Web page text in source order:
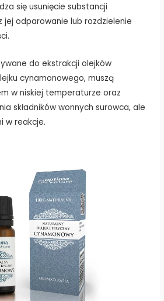
się usunięcie substancji
jej odparowanie lub rozdzielenie
do ekstrakcji olejków
cynamonowego, muszą
w niskiej temperaturze oraz
składników wonnych surowca, ale
w reakcje.